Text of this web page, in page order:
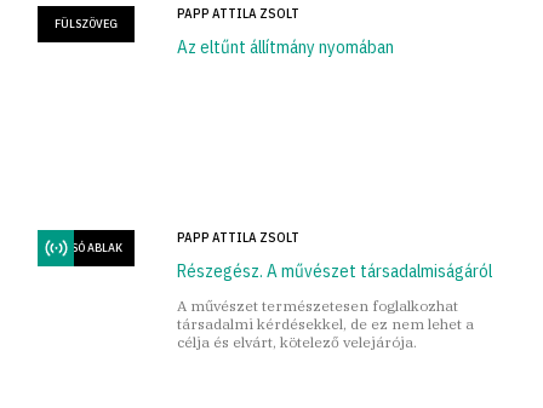
FÜLSZÖVEG
PAPP ATTILA ZSOLT
Az eltűnt állítmány nyomában
HÁTSÓ ABLAK
PAPP ATTILA ZSOLT
Részegész. A művészet társadalmiságáról
A művészet természetesen foglalkozhat
társadalmi kérdésekkel, de ez nem lehet a
célja és elvárt, kötelező velejárója.